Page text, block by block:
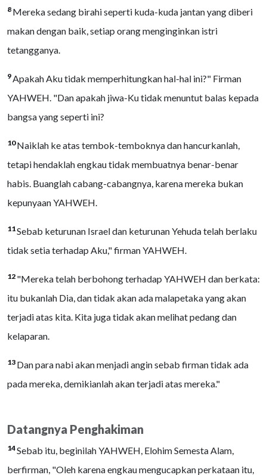
8 Mereka sedang birahi seperti kuda-kuda jantan yang diberi
makan dengan baik, setiap orang menginginkan istri
tetangganya.
9Apakah Aku tidak memperhitungkan hal-hal ini?" Firman
YAHWEH. "Dan apakah jiwa-Ku tidak menuntut balas kepada
bangsa yang seperti ini?
10Naiklah ke atas tembok-temboknya dan hancurkanlah,
tetapi hendaklah engkau tidak membuatnya benar-benar
habis. Buanglah cabang-cabangnya, karena mereka bukan
kepunyaan YAHWEH.
11Sebab keturunan Israel dan keturunan Yehuda telah berlaku
tidak setia terhadap Aku," firman YAHWEH.
12 "Mereka telah berbohong terhadap YAHWEH dan berkata:
itu bukanlah Dia, dan tidak akan ada malapetaka yang akan
terjadi atas kita. Kita juga tidak akan melihat pedang dan
kelaparan.
13 Dan para nabi akan menjadi angin sebab firman tidak ada
pada mereka, demikianlah akan terjadi atas mereka."
Datangnya Penghakiman
14Sebab itu, beginilah YAHWEH, Elohim Semesta Alam,
berfirman, "Oleh karena engkau mengucapkan perkataan itu,